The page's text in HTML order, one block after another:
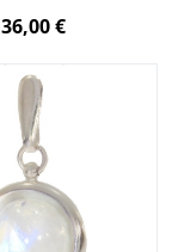
36,00 €